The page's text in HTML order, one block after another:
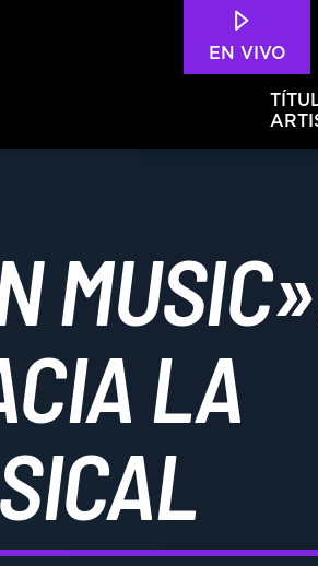
EN VIVO
LA